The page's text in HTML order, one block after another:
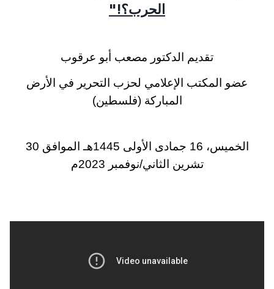
الحرب؟!"
تقديم الدكتور مصعب أبو عرقوب
عضو المكتب الإعلامي لحزب التحرير في الأرض
المباركة (فلسطين)
الخميس، 16 جمادى الأولى 1445هـ الموافق 30
تشرين الثاني/نوفمبر 2023م